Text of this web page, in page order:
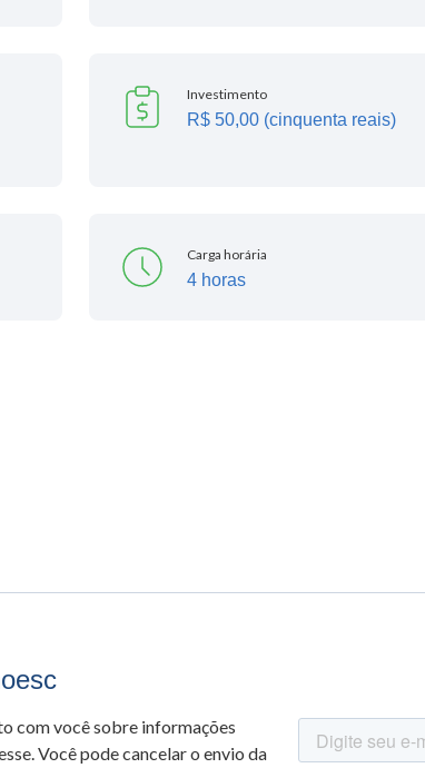
Investimento
R$ 50,00 (cinquenta reais)
Carga horária
4 horas
com você sobre informações
Você pode cancelar o envio da